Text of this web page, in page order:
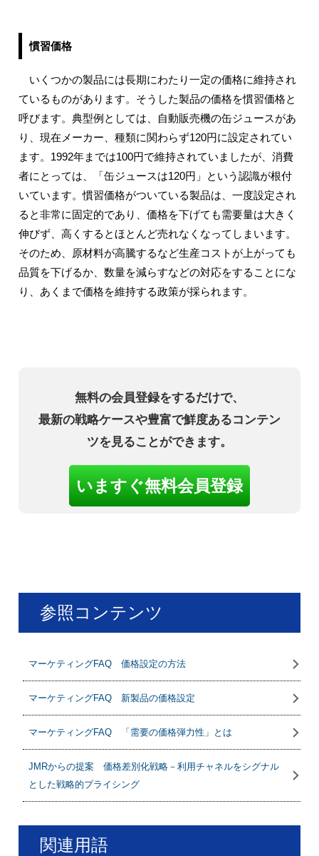
慣習価格
いくつかの製品には長期にわたり一定の価格に維持され
ているものがあります。そうした製品の価格を慣習価格と
呼びます。典型例としては、自動販売機の缶ジュースがあ
り、現在メーカー、種類に関わらず120円に設定されてい
ます。1992年までは100円で維持されていましたが、消費
者にとっては、「缶ジュースは120円」という認識が根付
いています。慣習価格がついている製品は、一度設定され
ると非常に固定的であり、価格を下げても需要量は大きく
伸びず、高くするとほとんど売れなくなってしまいます。
そのため、原材料が高騰するなど生産コストが上がっても
品質を下げるか、数量を減らすなどの対応をすることにな
り、あくまで価格を維持する政策が採られます。
無料の会員登録をするだけで、
最新の戦略ケースや豊富で鮮度あるコンテン
ツを見ることができます。
いますぐ無料会員登録
参照コンテンツ
マーケティングFAQ 価格設定の方法
マーケティングFAQ 新製品の価格設定
マーケティングFAQ 「需要の価格弾力性」とは
JMRからの提案 価格差別化戦略－利用チャネルをシグナル
とした戦略的プライシング
関連用語